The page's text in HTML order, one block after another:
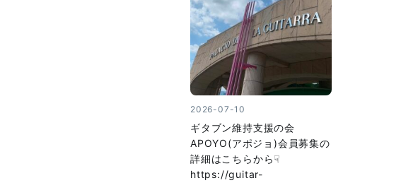
2026-07-10
ギタブン維持支援の会
APOYO(アポジョ)会員募集の
詳細はこちらから☟
https://guitar-